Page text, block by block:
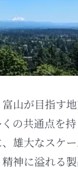
山が目指す
の共通点を持
雄大なスケ
神に溢れる